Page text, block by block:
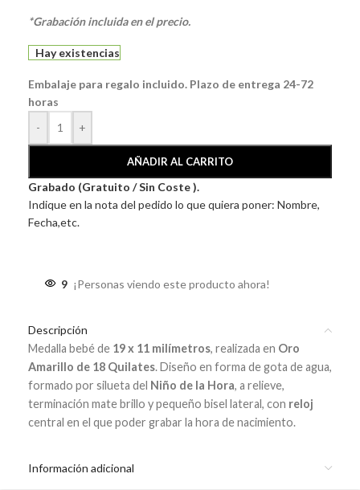
*Grabación incluida en el precio.
Hay existencias
Embalaje para regalo incluido. Plazo de entrega 24-72
horas
-
+
AÑADIR AL CARRITO
Grabado (Gratuito / Sin Coste ).
Indique en la nota del pedido lo que quiera poner: Nombre,
Fecha,etc.
9 ¡Personas viendo este producto ahora!
Descripción
Medalla bebé de 19 x 11 milímetros, realizada en Oro
Amarillo de 18 Quilates. Diseño en forma de gota de agua,
formado por silueta del Niño de la Hora, a relieve,
terminación mate brillo y pequeño bisel lateral, con reloj
central en el que poder grabar la hora de nacimiento.
Información adicional